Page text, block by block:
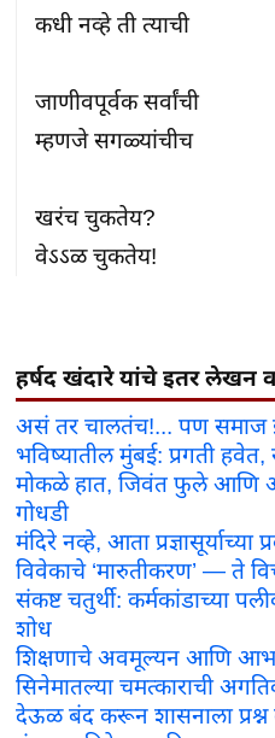
कधी नव्हे ती त्याची
जाणीवपूर्वक सर्वांची
म्हणजे सगळ्यांचीच
खरंच चुकतेय?
वेऽऽळ चुकतेय!
हर्षद खंदारे यांचे इतर लेखन
असं तर चालतंच!... पण समाज
भविष्यातील मुंबई: प्रगती हवेत,
मोकळे हात, जिवंत फुले आणि
गोधडी
मंदिरे नव्हे, आता प्रज्ञासूर्याच्या
विवेकाचे ‘मारुतीकरण’ — ते
संकष्ट चतुर्थी: कर्मकांडाच्या
शोध
शिक्षणाचे अवमूल्यन आणि
सिनेमातल्या चमत्काराची
देऊळ बंद करून शासनाला प्रश्न